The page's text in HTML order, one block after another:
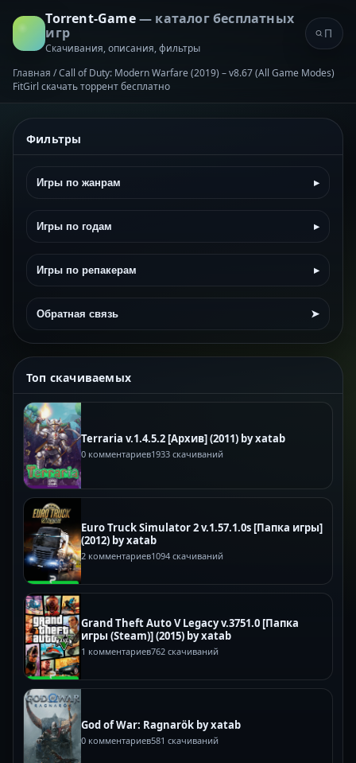
Torrent-Game— каталог бесплатных
игр
Скачивания, описания, фильтры
Главная /Call of Duty: Modern Warfare (2019) – v8.67 (All Game Modes)
FitGirl скачать торрент бесплатно
Фильтры
Игры по жанрам ▸
Игры по годам ▸
Игры по репакерам ▸
Обратная связь ➤
Топ скачиваемых
Terraria v.1.4.5.2 [Архив] (2011) by xatab
0 комментариев1933 скачиваний
Euro Truck Simulator 2 v.1.57.1.0s [Папка игры]
(2012) by xatab
2 комментариев1094 скачиваний
Grand Theft Auto V Legacy v.3751.0 [Папка
игры (Steam)] (2015) by xatab
1 комментариев762 скачиваний
God of War: Ragnarök by xatab
0 комментариев581 скачиваний